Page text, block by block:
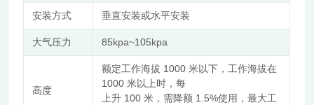
安装方式 垂直安装或水平安装
大气压力 85kpa~105kpa
高度
额定工作海拔 1000 米以下，工作海拔在
1000 米以上时，每
上升 100 米，需降额 1.5%使用，最大工